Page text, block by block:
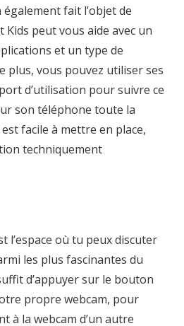
fait l’objet de
Kids peut vous aide avec un
et un type de
plus, vous pouvez utiliser ses
d’utilisation pour suivre ce
son téléphone toute la
facile à mettre en place,
techniquement
l’espace où tu peux discuter
les plus fascinantes du
d’appuyer sur le bouton
propre webcam, pour
à la webcam d’un autre